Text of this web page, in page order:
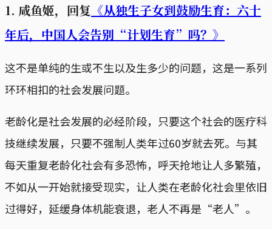
1. 咸鱼姬，回复 《从独生子女到鼓励生育：六十
年后，中国人会告别“计划生育”吗？》
这不是单纯的生或不生以及生多少的问题，这是一系列
环环相扣的社会发展问题。
老龄化是社会发展的必经阶段，只要这个社会的医疗科
技继续发展，只要不强制人类年过60岁就去死。与其
每天重复老龄化社会有多恐怖，呼天抢地让人多繁殖，
不如从一开始就接受现实，让人类在老龄化社会里依旧
过得好，延缓身体机能衰退，老人不再是“老人”。